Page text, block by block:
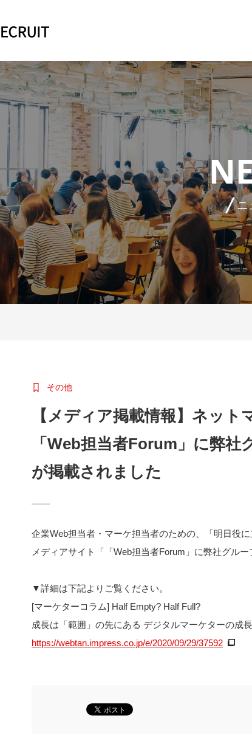
ニ
その他
【メディア掲載情報】ネッ
「Web担当者Forum」に弊
が掲載されました
企業Web担当者・マーケ担当者のための、「明日役
メディアサイト「「Web担当者Forum」に弊社グル
▼詳細は下記よりご覧ください。
[マーケターコラム] Half Empty? Half Full?
成長は「範囲」の先にある デジタルマーケターの成
https://webtan.impress.co.jp/e/2020/09/29/37592